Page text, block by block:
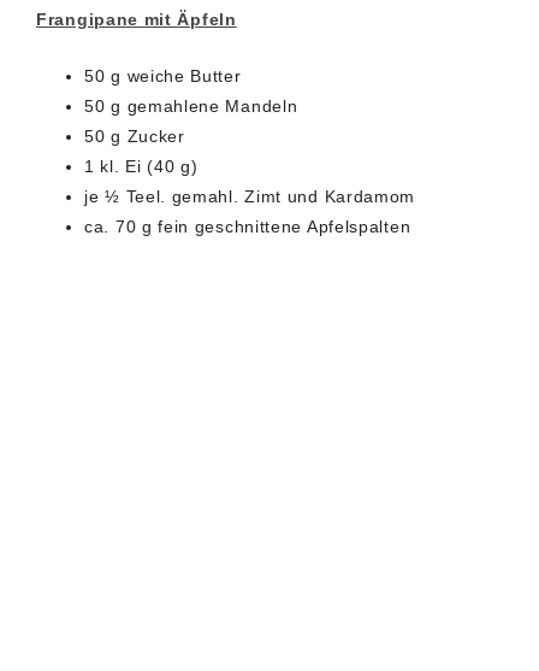
Frangipane mit Äpfeln
50 g weiche Butter
50 g gemahlene Mandeln
50 g Zucker
1 kl. Ei (40 g)
je ½ Teel. gemahl. Zimt und Kardamom
ca. 70 g fein geschnittene Apfelspalten